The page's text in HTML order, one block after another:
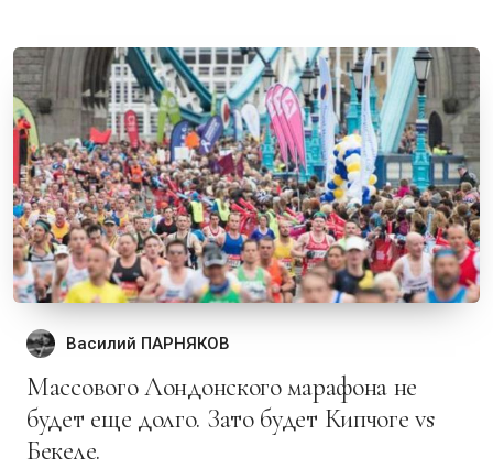
Василий ПАРНЯКОВ
Массового Лондонского марафона не
будет еще долго. Зато будет Кипчоге vs
Бекеле.